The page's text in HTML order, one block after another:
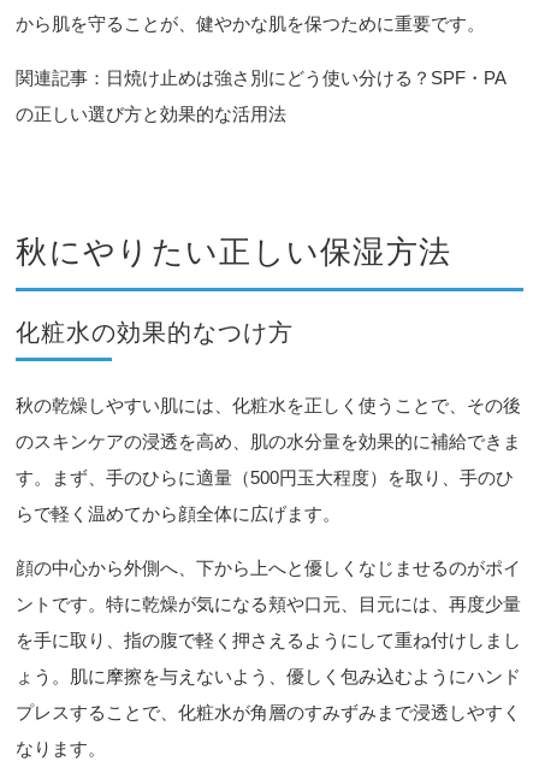
から肌を守ることが、健やかな肌を保つために重要です。
関連記事： 日焼け止めは強さ別にどう使い分ける？SPF・PA
の正しい選び方と効果的な活用法
秋にやりたい正しい保湿方法
化粧水の効果的なつけ方
秋の乾燥しやすい肌には、化粧水を正しく使うことで、その後
のスキンケアの浸透を高め、肌の水分量を効果的に補給できま
す。まず、手のひらに適量（500円玉大程度）を取り、手のひ
らで軽く温めてから顔全体に広げます。
顔の中心から外側へ、下から上へと優しくなじませるのがポイ
ントです。特に乾燥が気になる頬や口元、目元には、再度少量
を手に取り、指の腹で軽く押さえるようにして重ね付けしまし
ょう。肌に摩擦を与えないよう、優しく包み込むようにハンド
プレスすることで、化粧水が角層のすみずみまで浸透しやすく
なります。